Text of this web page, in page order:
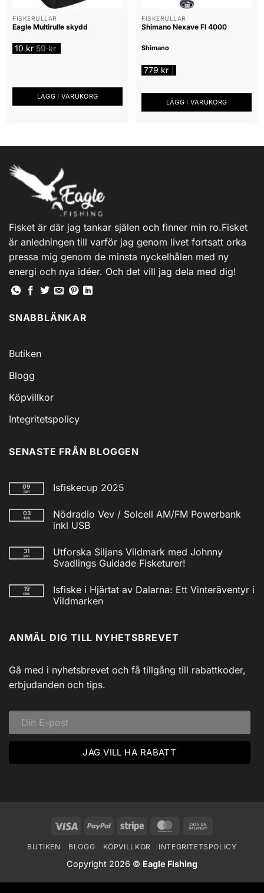
FISKERULLAR
Eagle Multirulle skydd
10 kr 59kr
LÄGG I VARUKORG
FISKERULLAR
Shimano Nexave FI 4000
Shimano
779 kr
LÄGG I VARUKORG
Fisket är där jag tankar själen och finner min ro.Fisket
är anledningen till varför jag genom livet fortsatt orka
pressa mig genom de minsta nyckelhålen med ny
energi och nya idéer. Och det vill jag dela med dig!
SNABBLÄNKAR
Butiken
Blogg
Köpvillkor
Integritetspolicy
SENASTE FRÅN BLOGGEN
09
jan Isfiskecup 2025
till
Isfiskecup
2025
03
feb
Nödradio Vev / Solcell AM/FM Powerbank
inkl USB
till
Nödradio
Vev
AM/FM
Powerbank
inkl
31
jan
Utforska Siljans Vildmark med Johnny
Svadlings Guidade Fisketurer!
till
Utforska
Siljans
Svadlings
Guidade
19
dec
Isfiske i Hjärtat av Dalarna: Ett Vinteräventyr i
Vildmarken
Isfiske
i
Dalarna:
Ett
Vinteräventyr
i
ANMÄL DIG TILL NYHETSBREVET
Gå med i nyhetsbrevet och få tillgång till rabattkoder,
erbjudanden och tips.
Visa PayPal Stripe MasterCard
Delivery
BUTIKEN BLOGG KÖPVILLKOR INTEGRITETSPOLICY
Copyright 2026 © Eagle Fishing